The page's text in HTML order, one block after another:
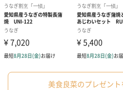
美食良菜のプレゼン